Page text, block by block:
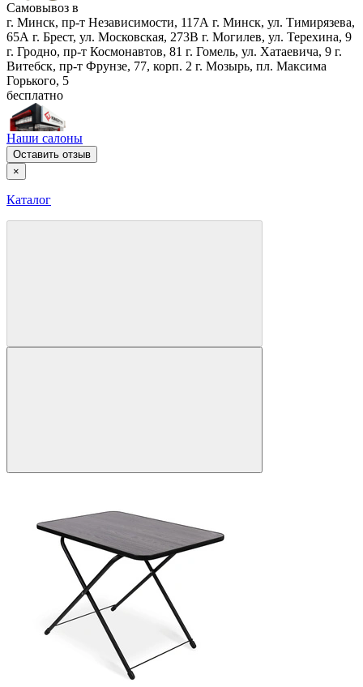
Самовывоз в
г. Минск, пр-т Независимости, 117А г. Минск, ул. Тимирязева,
65А г. Брест, ул. Московская, 273В г. Могилев, ул. Терехина, 9
г. Гродно, пр-т Космонавтов, 81 г. Гомель, ул. Хатаевича, 9 г.
Витебск, пр-т Фрунзе, 77, корп. 2 г. Мозырь, пл. Максима
Горького, 5
бесплатно
Наши салоны
Оставить отзыв
×
Каталог